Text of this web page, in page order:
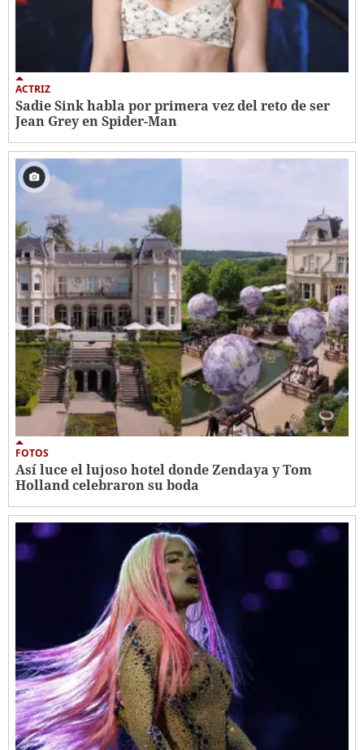
ACTRIZ
Sadie Sink habla por primera vez del reto de ser
Jean Grey en Spider-Man
FOTOS
Así luce el lujoso hotel donde Zendaya y Tom
Holland celebraron su boda